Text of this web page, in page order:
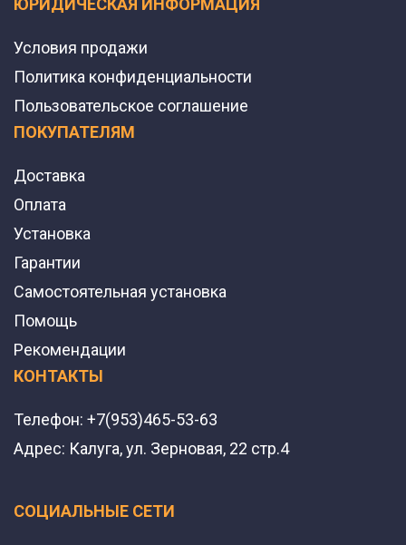
ЮРИДИЧЕСКАЯ ИНФОРМАЦИЯ
Условия продажи
Политика конфиденциальности
Пользовательское соглашение
ПОКУПАТЕЛЯМ
Доставка
Оплата
Установка
Гарантии
Самостоятельная установка
Помощь
Рекомендации
КОНТАКТЫ
Телефон: +7(953)465-53-63
Адрес: Калуга, ул. Зерновая, 22 стр.4
СОЦИАЛЬНЫЕ СЕТИ